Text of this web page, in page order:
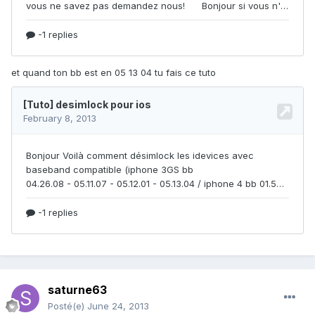
et quand ton bb est en 05 13 04 tu fais ce tuto
saturne63
Posté(e) June 24, 2013